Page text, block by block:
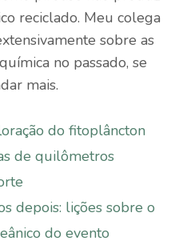
reciclado. Meu colega
sobre as
no passado, se
mais.
do fitoplâncton
de quilômetros
depois: lições sobre o
do evento